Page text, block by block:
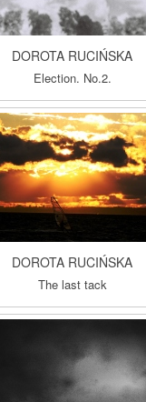
DOROTA RUCIŃSKA
Election. No.2.
DOROTA RUCIŃSKA
The last tack